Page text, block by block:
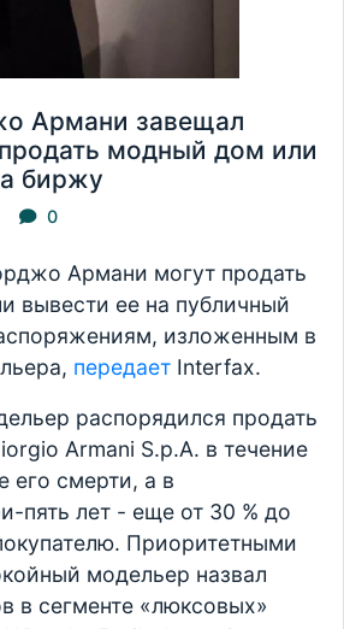
Армани завещал
модный дом или
биржу
0
Армани могут продать
вывести ее на публичный
изложенным в
передает Interfax.
распорядился продать
Armani S.p.A. в течение
его смерти, а в
пять лет - еще от 30 % до
Приоритетными
модельер назвал
в сегменте «люксовых»